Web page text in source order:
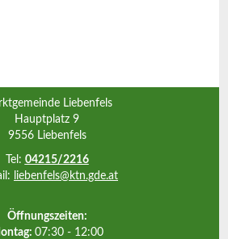
Liebenfels
Hauptplatz 9
9556 Liebenfels
Tel: 04215/2216
liebenfels@ktn.gde.at
Öffnungszeiten:
07:30 - 12:00